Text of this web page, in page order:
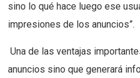
sino lo qué hace luego ese
impresiones de los anuncios”.
Una de las ventajas
anuncios sino que generará